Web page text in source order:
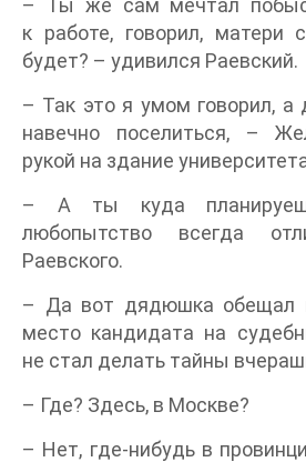
– Ты же сам мечтал
к работе, говорил, матери
будет? – удивился Раевский.
– Так это я умом говорил, а
навечно поселиться, –
рукой на здание
– А ты куда
любопытство всегда
Раевского.
– Да вот дядюшка обещал
место кандидата на
не стал делать тайны
– Где? Здесь, в Москве?
– Нет, где-нибудь в